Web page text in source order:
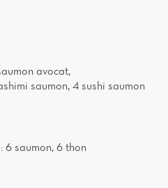
avocat,
saumon, 4 sushi saumon
6 saumon, 6 thon